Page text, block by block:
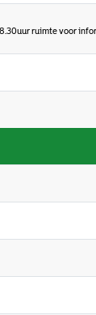
ruimte voor